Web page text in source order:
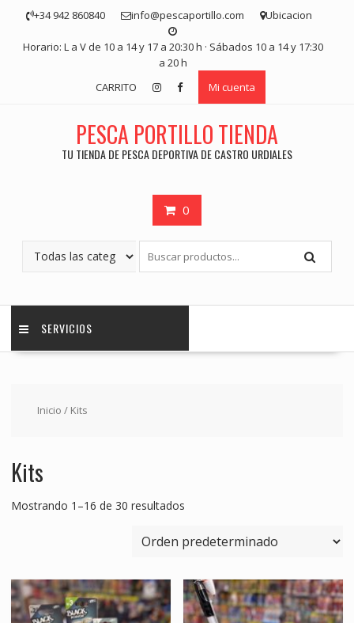
contenido
+34 942 860840 info@pescaportillo.com Ubicacion
Horario: L a V de 10 a 14 y 17 a 20:30 h · Sábados 10 a 14 y 17:30
a 20 h
CARRITO
Mi cuenta
PESCA PORTILLO TIENDA
TU TIENDA DE PESCA DEPORTIVA DE CASTRO URDIALES
0
SERVICIOS
Inicio / Kits
Kits
Mostrando 1–16 de 30 resultados